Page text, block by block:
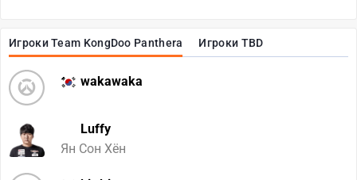
Игроки Team KongDoo Panthera Игроки TBD
wakawaka
Luffy
Ян Сон Хён